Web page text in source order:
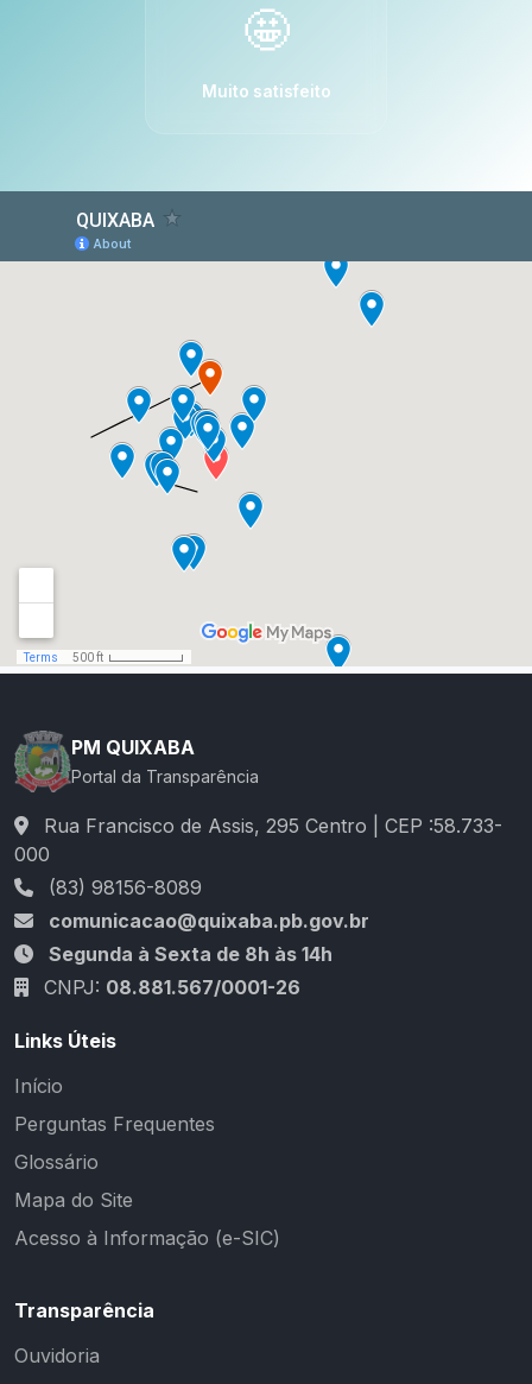
🤩
Muito satisfeito
PM QUIXABA
Portal da Transparência
Rua Francisco de Assis, 295 Centro | CEP :58.733-
000
(83) 98156-8089
comunicacao@quixaba.pb.gov.br
Segunda à Sexta de 8h às 14h
CNPJ: 08.881.567/0001-26
Links Úteis
Início
Perguntas Frequentes
Glossário
Mapa do Site
Acesso à Informação (e-SIC)
Transparência
Ouvidoria